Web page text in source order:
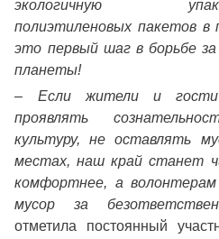
экологичную
полиэтиленовых пакетов в
это первый шаг в борьбе за
планеты!
– Если жители и гости
проявлять
культуру, не оставлять
местах, наш край станет
комфортнее, а
мусор за
отметила постоянный